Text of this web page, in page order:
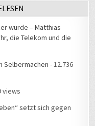
wurde – Matthias
die Telekom und die
Selbermachen - 12.736
views
setzt sich gegen